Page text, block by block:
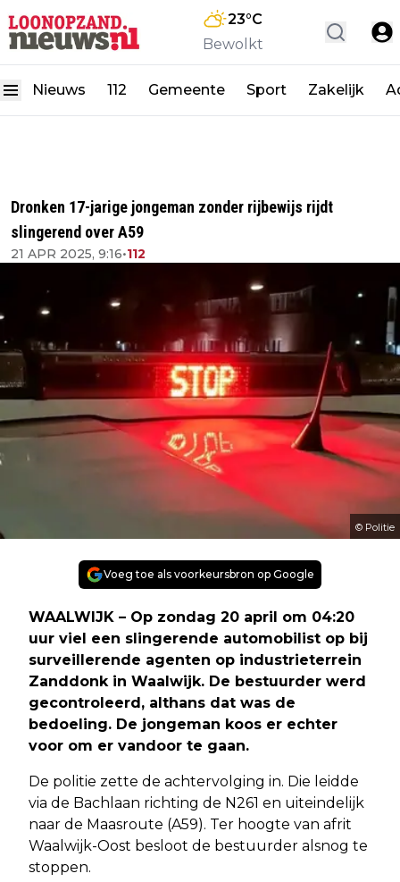
23°C
Bewolkt
Nieuws 112 Gemeente Sport Zakelijk
Dronken 17-jarige jongeman zonder rijbewijs rijdt
slingerend over A59
21 APR 2025, 9:16•112
© Politie
Voeg toe als voorkeursbron op Google
WAALWIJK – Op zondag 20 april om 04:20
uur viel een slingerende automobilist op bij
surveillerende agenten op industrieterrein
Zanddonk in Waalwijk. De bestuurder werd
gecontroleerd, althans dat was de
bedoeling. De jongeman koos er echter
voor om er vandoor te gaan.
De politie zette de achtervolging in. Die leidde
via de Bachlaan richting de N261 en uiteindelijk
naar de Maasroute (A59). Ter hoogte van afrit
Waalwijk-Oost besloot de bestuurder alsnog te
stoppen.